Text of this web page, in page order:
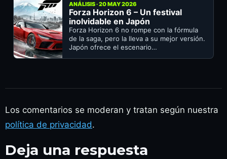
ANÁLISIS · 20 MAY 2026
Forza Horizon 6 – Un festival
inolvidable en Japón
Forza Horizon 6 no rompe con la fórmula
de la saga, pero la lleva a su mejor versión.
Japón ofrece el escenario…
Los comentarios se moderan y tratan según nuestra
política de privacidad.
Deja una respuesta